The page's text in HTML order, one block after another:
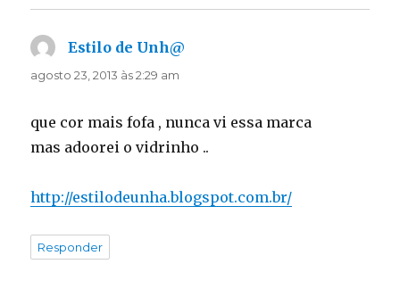
Estilo de Unh@
agosto 23, 2013 às 2:29 am
que cor mais fofa , nunca vi essa marca
mas adoorei o vidrinho ..
http://estilodeunha.blogspot.com.br/
Responder